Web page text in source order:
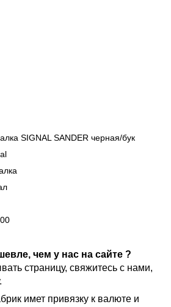
SIGNAL SANDER черная/бук
чем у нас на сайте ?
страницу, свяжитесь с нами,
имет привязку к валюте и